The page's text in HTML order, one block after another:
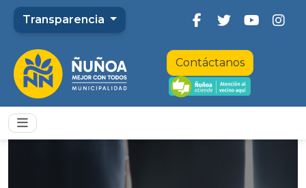
Transparencia
Contáctanos